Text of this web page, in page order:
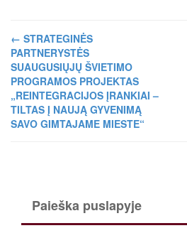
← STRATEGINĖS
PARTNERYSTĖS
SUAUGUSIŲJŲ ŠVIETIMO
PROGRAMOS PROJEKTAS
„REINTEGRACIJOS ĮRANKIAI –
TILTAS Į NAUJĄ GYVENIMĄ
SAVO GIMTAJAME MIESTE“
Paieška puslapyje